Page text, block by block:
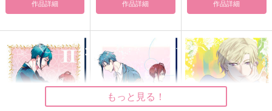
スタンド（ただの友達
じゃなくなる瞬間 7）
KADOKAWA
1,870円（税込）
サンプル
【有償特典】同人誌
（ただの友達じゃなく
なる瞬間 7 & 茜色に
染まる瞬間）
KADOKAWA
660 円 （税込）
サンプル
スモークブルーの雨の
ち晴れ 6
KADOKAWA
858円 （税込）
サンプル
作品詳細 作品詳細 作品詳細
もっと見る！